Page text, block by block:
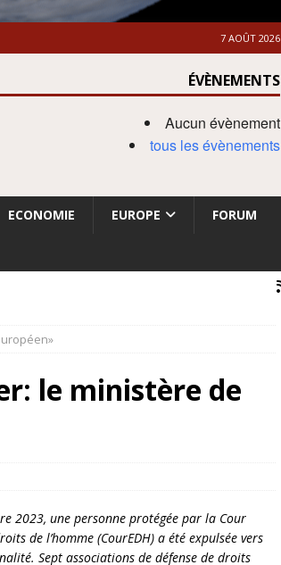
7 AOÛT 2026
ÉVÈNEMENTS
Aucun évènement
tous les évènements
ECONOMIE EUROPE FORUM
le ministère de
2023, une personne protégée par la Cour
de l’homme (CourEDH) a été expulsée vers
Sept associations de défense de droits